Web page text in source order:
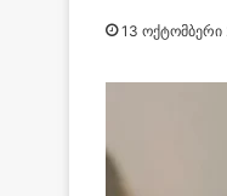
13 ოქტომბერი